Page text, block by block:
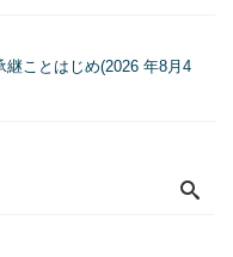
ことはじめ(2026 年8月4